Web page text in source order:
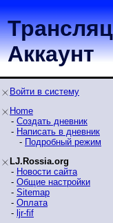
Аккаунт
Войти в систему
Home
- Создать дневник
- Написать в дневник
- Подробный режим
LJ.Rossia.org
- Новости сайта
- Общие настройки
- Sitemap
- Оплата
- ljr-fif